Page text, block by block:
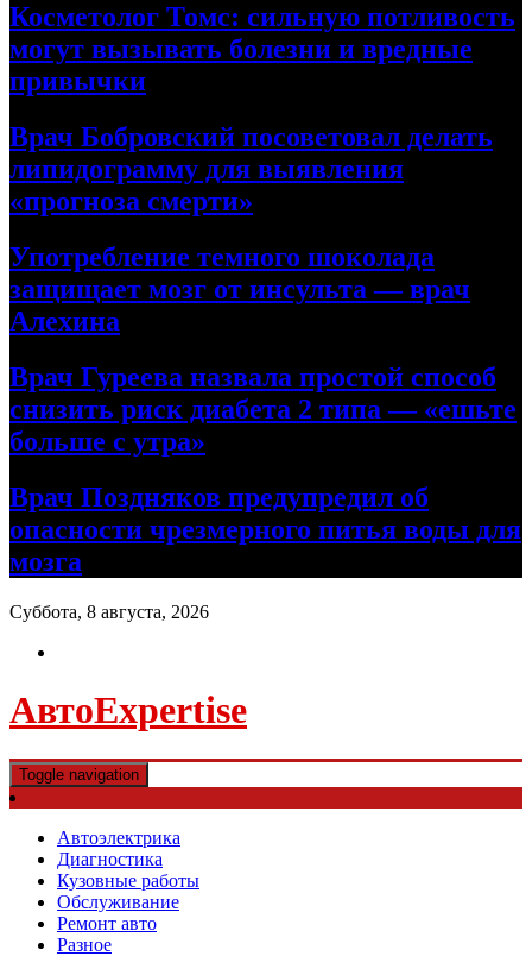
Косметолог Томс: сильную потливость
могут вызывать болезни и вредные
привычки
Врач Бобровский посоветовал делать
липидограмму для выявления
«прогноза смерти»
Употребление темного шоколада
защищает мозг от инсульта — врач
Алехина
Врач Гуреева назвала простой способ
снизить риск диабета 2 типа — «ешьте
больше с утра»
Врач Поздняков предупредил об
опасности чрезмерного питья воды для
мозга
Суббота, 8 августа, 2026
АвтоExpertise
Toggle navigation
Автоэлектрика
Диагностика
Кузовные работы
Обслуживание
Ремонт авто
Разное